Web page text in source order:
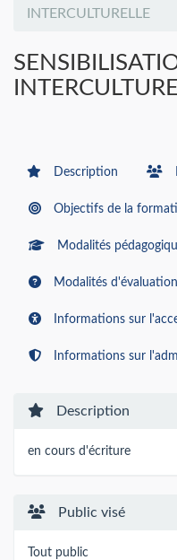
INTERCULTURELLE
Description
Objectifs de la
Modalités
Modalités
Informations sur
Informations sur
Description
en cours d'écriture
Public visé
Tout public